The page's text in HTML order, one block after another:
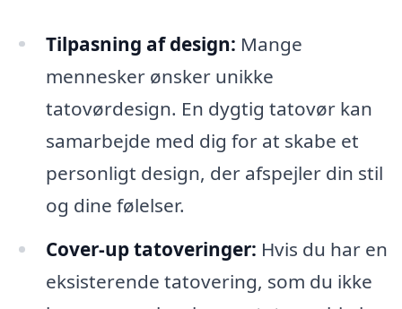
Tilpasning af design: Mange
mennesker ønsker unikke
tatovørdesign. En dygtig tatovør kan
samarbejde med dig for at skabe et
personligt design, der afspejler din stil
og dine følelser.
Cover-up tatoveringer: Hvis du har en
eksisterende tatovering, som du ikke